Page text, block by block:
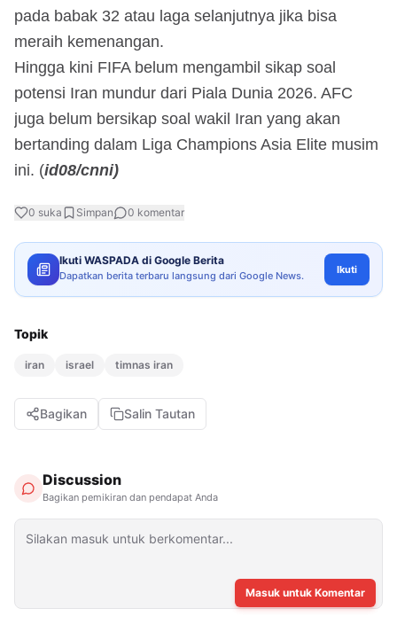
pada babak 32 atau laga selanjutnya jika bisa
meraih kemenangan.
Hingga kini FIFA belum mengambil sikap soal
potensi Iran mundur dari Piala Dunia 2026. AFC
juga belum bersikap soal wakil Iran yang akan
bertanding dalam Liga Champions Asia Elite musim
ini. (id08/cnni)
0 suka Simpan 0 komentar
Ikuti WASPADA di Google Berita
Dapatkan berita terbaru langsung dari Google News. Ikuti
Topik
iran israel timnas iran
Bagikan Salin Tautan
Discussion
Bagikan pemikiran dan pendapat Anda
Masuk untuk Komentar